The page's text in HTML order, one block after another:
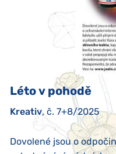
Léto v pohodě
Kreativ, č. 7+8/2025
Dovolené jsou o